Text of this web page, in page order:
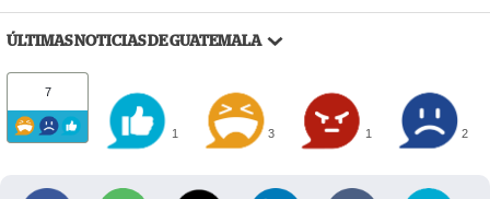
ÚLTIMAS NOTICIAS DE GUATEMALA
7
1 3 1 2